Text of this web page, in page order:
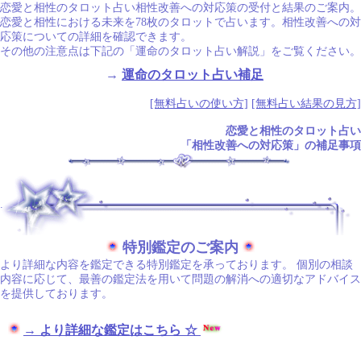
恋愛と相性のタロット占い相性改善への対応策の受付と結果のご案内。
恋愛と相性における未来を78枚のタロットで占います。相性改善への対
応策についての詳細を確認できます。
その他の注意点は下記の「運命のタロット占い解説」をご覧ください。
→ 運命のタロット占い補足
[無料占いの使い方] [無料占い結果の見方]
恋愛と相性のタロット占い
「相性改善への対応策」の補足事項
特別鑑定のご案内
より詳細な内容を鑑定できる特別鑑定を承っております。 個別の相談
内容に応じて、最善の鑑定法を用いて問題の解消への適切なアドバイス
を提供しております。
→ より詳細な鑑定はこちら ☆